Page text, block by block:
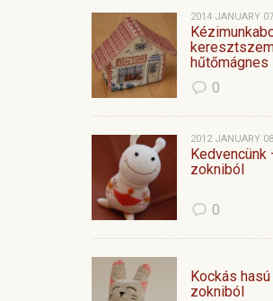
2014 JANUARY 07
hűtőmágnes
0
2012 JANUARY 08
Kedvencünk
zokniból
0
Kockás
zokniból